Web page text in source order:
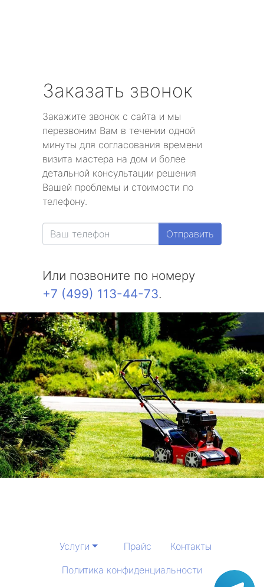
Заказать звонок
Закажите звонок с сайта и мы
перезвоним Вам в течении одной
минуты для согласования времени
визита мастера на дом и более
детальной консультации решения
Вашей проблемы и стоимости по
телефону.
Отправить
Или позвоните по номеру
+7 (499) 113-44-73.
Услуги Прайс
Контакты
Политика конфиденциальности